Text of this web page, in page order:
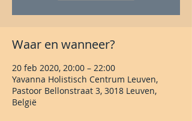
Waar en wanneer?
20 feb 2020, 20:00 – 22:00
Yavanna Holistisch Centrum Leuven,
Pastoor Bellonstraat 3, 3018 Leuven,
België